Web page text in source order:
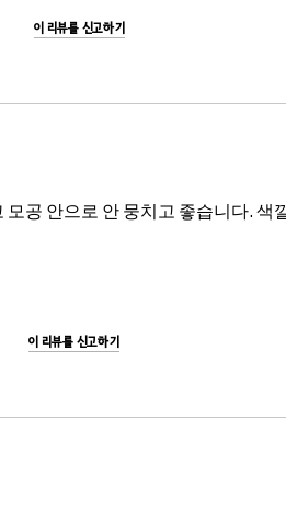
이 리뷰를 신고하기
공 안으로 안 뭉치고 좋습니다.
이 리뷰를 신고하기